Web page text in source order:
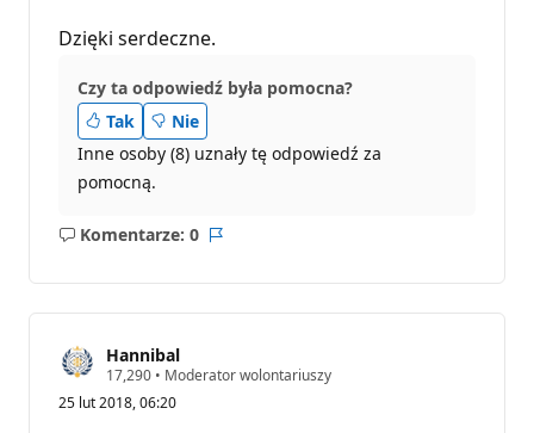
Dzięki serdeczne.
Czy ta odpowiedź była pomocna?
Tak
Nie
Inne osoby (8) uznały tę odpowiedź za
pomocną.
Komentarze: 0
Brak
Hannibal
17,290 P
n
• Moderator wolontariuszy
25 lut 2018, 06:20